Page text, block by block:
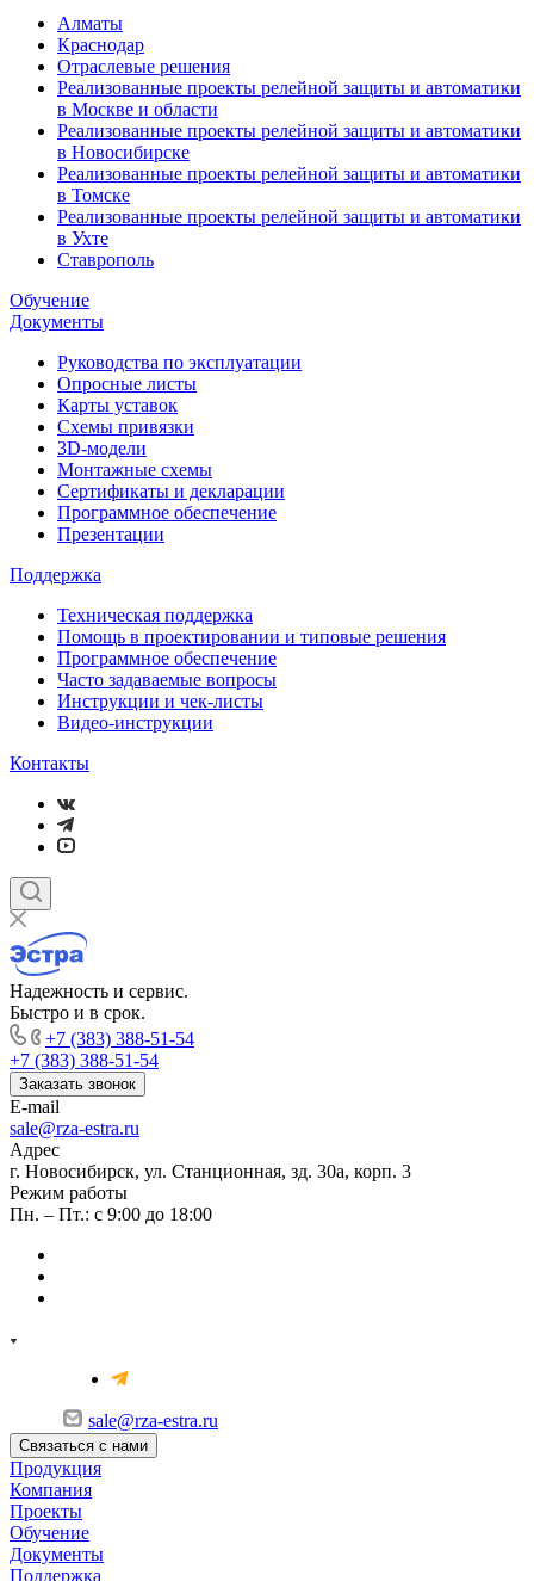
Алматы
Краснодар
Отраслевые решения
Реализованные проекты релейной защиты и автоматики
в Москве и области
Реализованные проекты релейной защиты и автоматики
в Новосибирске
Реализованные проекты релейной защиты и автоматики
в Томске
Реализованные проекты релейной защиты и автоматики
в Ухте
Ставрополь
Обучение
Документы
Руководства по эксплуатации
Опросные листы
Карты уставок
Схемы привязки
3D-модели
Монтажные схемы
Сертификаты и декларации
Программное обеспечение
Презентации
Поддержка
Техническая поддержка
Помощь в проектировании и типовые решения
Программное обеспечение
Часто задаваемые вопросы
Инструкции и чек-листы
Видео-инструкции
Контакты
Надежность и сервис.
Быстро и в срок.
+7 (383) 388-51-54
+7 (383) 388-51-54
Заказать звонок
E-mail
sale@rza-estra.ru
Адрес
г. Новосибирск, ул. Станционная, зд. 30а, корп. 3
Режим работы
Пн. – Пт.: с 9:00 до 18:00
sale@rza-estra.ru
Связаться с нами
Продукция
Компания
Проекты
Обучение
Документы
Поддержка